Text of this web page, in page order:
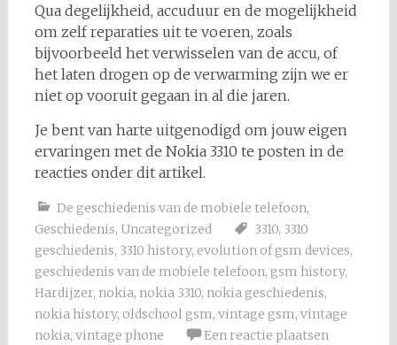
Qua degelijkheid, accuduur en de mogelijkheid
om zelf reparaties uit te voeren, zoals
bijvoorbeeld het verwisselen van de accu, of
het laten drogen op de verwarming zijn we er
niet op vooruit gegaan in al die jaren.
Je bent van harte uitgenodigd om jouw eigen
ervaringen met de Nokia 3310 te posten in de
reacties onder dit artikel.
De geschiedenis van de mobiele telefoon,
Geschiedenis, Uncategorized 3310, 3310
geschiedenis, 3310 history, evolution of gsm devices,
geschiedenis van de mobiele telefoon, gsm history,
Hardijzer, nokia, nokia 3310, nokia geschiedenis,
nokia history, oldschool gsm, vintage gsm, vintage
nokia, vintage phone Een reactie plaatsen